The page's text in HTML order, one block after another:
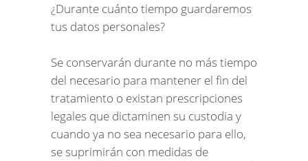
¿Durante cuánto tiempo guardaremos
tus datos personales?
Se conservarán durante no más tiempo
del necesario para mantener el fin del
tratamiento o existan prescripciones
legales que dictaminen su custodia y
cuando ya no sea necesario para ello,
se suprimirán con medidas de